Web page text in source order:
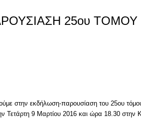
25ου
στην εκδήλωση-παρουσίαση του 25ου
9 Μαρτίου 2016 και ώρα 18.30 στην